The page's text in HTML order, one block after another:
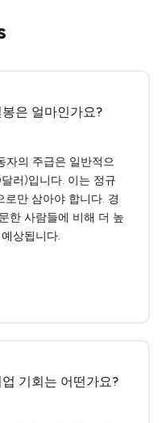
은 얼마인가요?
자의 주급은 일반적으
러)입니다. 이는 정규
로만 삼아야 합니다. 경
한 사람들에 비해 더 높
상됩니다.
기회는 어떤가요?